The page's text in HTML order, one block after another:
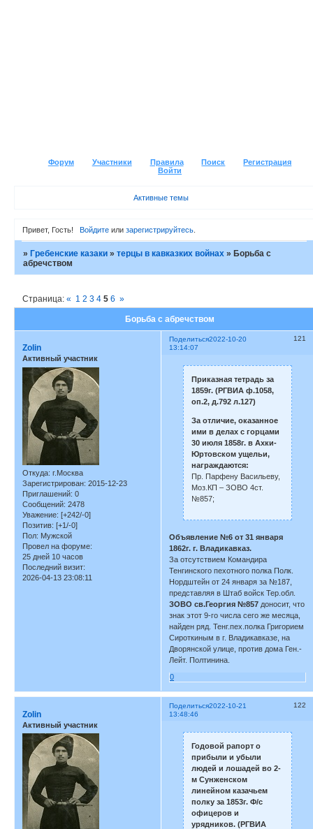
Форум Участники Правила Поиск
Регистрация
Войти
Активные темы
Привет, Гость! Войдитеили зарегистрируйтесь.
»Гребенские казаки »терцы в кавказких войнах »Борьба с
абречством
Борьба с абречством
Страница:« 1 2 3 4 5 6 »
Поделиться 121
2022-10-20
13:14:07
Zolin
Активный участник
Откуда: г.Москва
Зарегистрирован: 2015-12-23
Приглашений: 0
Сообщений: 2478
Уважение: [+242/-0]
Позитив: [+1/-0]
Пол: Мужской
Провел на форуме:
25 дней 10 часов
Последний визит:
2026-04-13 23:08:11
Приказная тетрадь за
1859г. (РГВИА ф.1058,
оп.2, д.792 л.127)
За отличие, оказанное
ими в делах с горцами
30 июля 1858г. в Ахки-
Юртовском ущельи,
награждаются:
Пр. Парфену Васильеву,
Моз.КП – ЗОВО 4ст.
№857;
Объявление №6 от 31 января
1862г. г. Владикавказ.
За отсутствием Командира
Тенгинского пехотного полка Полк.
Нордштейн от 24 января за №187,
представляя в Штаб войск Тер.обл.
ЗОВО св.Георгия №857 доносит, что
знак этот 9-го числа сего же месяца,
найден ряд. Тенг.пех.полка Григорием
Сироткиным в г. Владикавказе, на
Дворянской улице, против дома Ген.-
Лейт. Полтинина.
0
Поделиться 122
2022-10-21
13:48:46
Zolin
Активный участник
Годовой рапорт о
прибыли и убыли
людей и лошадей во 2-
м Сунженском
линейном казачьем
полку за 1853г. Ф/с
офицеров и
урядников. (РГВИА